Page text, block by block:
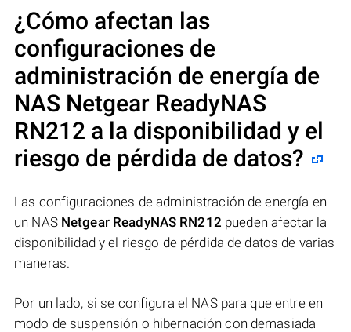
¿Cómo afectan las
configuraciones de
administración de energía de
NAS Netgear ReadyNAS
RN212 a la disponibilidad y el
riesgo de pérdida de datos?
Las configuraciones de administración de energía en
un NAS Netgear ReadyNAS RN212 pueden afectar la
disponibilidad y el riesgo de pérdida de datos de varias
maneras.
Por un lado, si se configura el NAS para que entre en
modo de suspensión o hibernación con demasiada